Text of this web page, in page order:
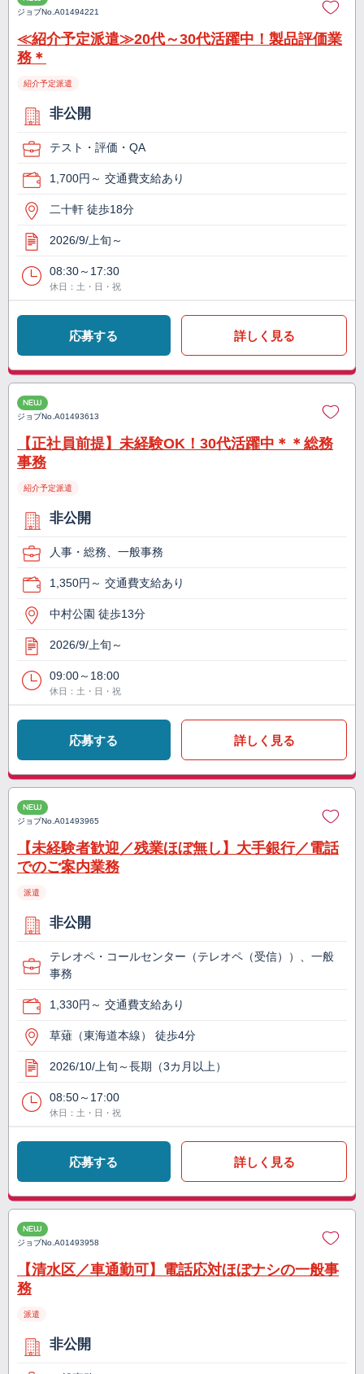
ジョブNo.A01494221
≪紹介予定派遣≫20代～30代活躍中！製品評価業
務＊
紹介予定派遣
非公開
テスト・評価・QA
1,700円～ 交通費支給あり
二十軒 徒歩18分
2026/9/上旬～
08:30～17:30
休日：土・日・祝
応募する 詳しく見る
NEW
ジョブNo.A01493613
【正社員前提】未経験OK！30代活躍中＊＊総務
事務
紹介予定派遣
非公開
人事・総務、一般事務
1,350円～ 交通費支給あり
中村公園 徒歩13分
2026/9/上旬～
09:00～18:00
休日：土・日・祝
応募する 詳しく見る
NEW
ジョブNo.A01493965
【未経験者歓迎／残業ほぼ無し】大手銀行／電話
でのご案内業務
派遣
非公開
テレオペ・コールセンター（テレオペ（受信））、一般
事務
1,330円～ 交通費支給あり
草薙（東海道本線） 徒歩4分
2026/10/上旬～長期（3カ月以上）
08:50～17:00
休日：土・日・祝
応募する 詳しく見る
NEW
ジョブNo.A01493958
【清水区／車通勤可】電話応対ほぼナシの一般事
務
派遣
非公開